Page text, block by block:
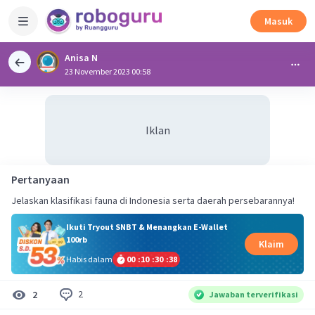
Masuk
Anisa N
23 November 2023 00:58
Iklan
Pertanyaan
Jelaskan klasifikasi fauna di Indonesia serta daerah persebarannya!
Ikuti Tryout SNBT & Menangkan E-Wallet
100rb
Habis dalam
00 :10 :30 :37
Klaim
2 2 Jawaban terverifikasi